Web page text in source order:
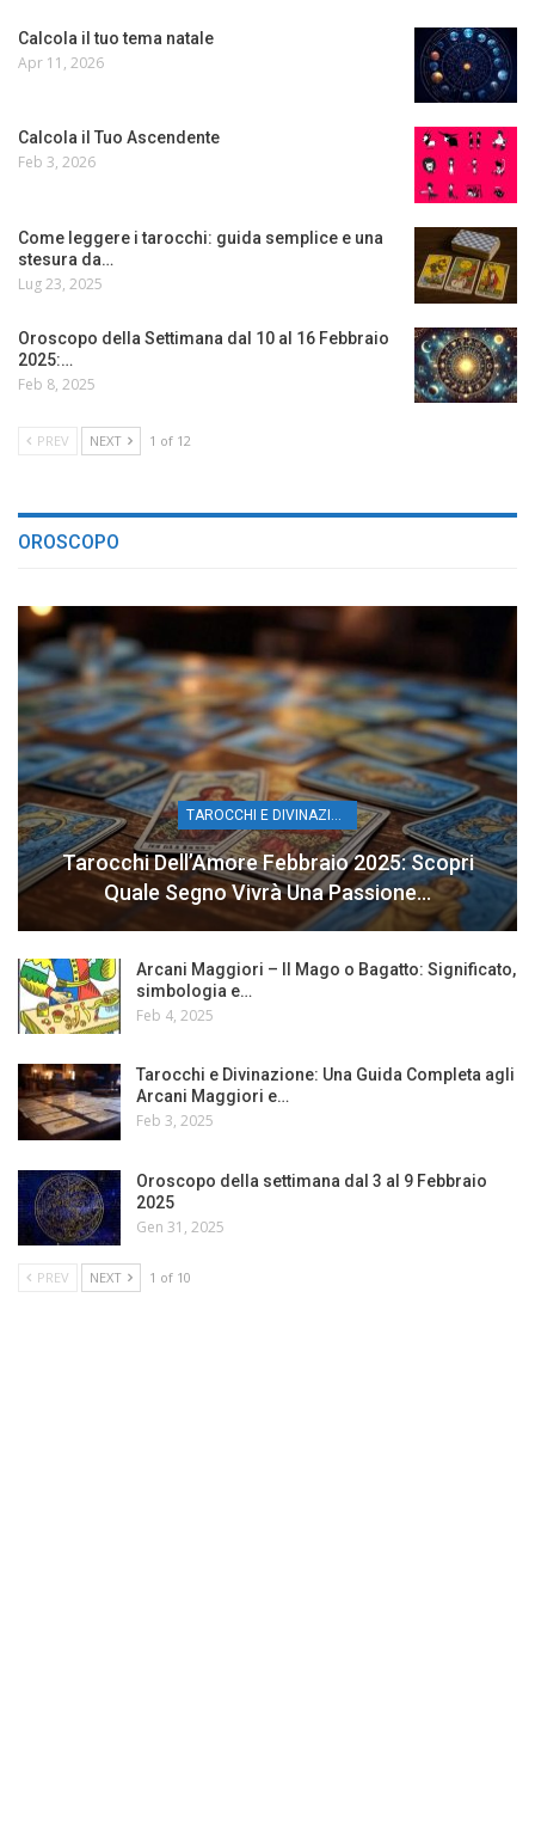
Calcola il tuo tema natale
Apr 11, 2026
Calcola il Tuo Ascendente
Feb 3, 2026
Come leggere i tarocchi: guida semplice e una
stesura da…
Lug 23, 2025
Oroscopo della Settimana dal 10 al 16 Febbraio
2025:…
Feb 8, 2025
PREV NEXT 1 of 12
OROSCOPO
Tarocchi Dell’Amore Febbraio 2025: Scopri
Quale Segno Vivrà Una Passione…
Arcani Maggiori – Il Mago o Bagatto: Significato,
simbologia e…
Feb 4, 2025
Tarocchi e Divinazione: Una Guida Completa agli
Arcani Maggiori e…
Feb 3, 2025
Oroscopo della settimana dal 3 al 9 Febbraio
2025
Gen 31, 2025
PREV NEXT 1 of 10